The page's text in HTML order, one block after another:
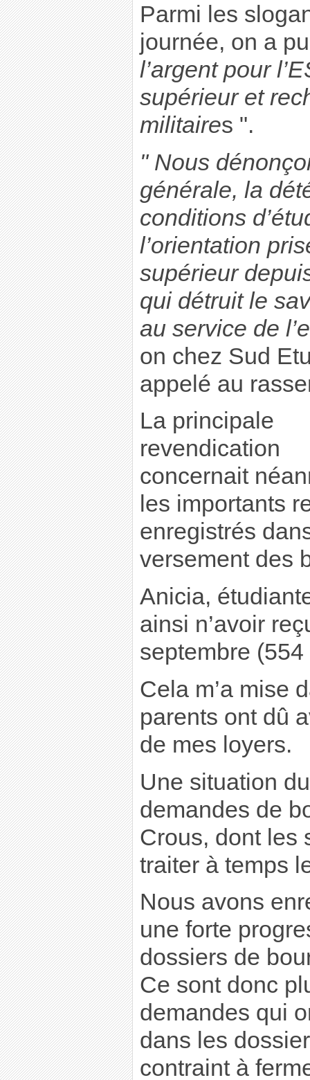
Parmi les
journée, on a
l’argent pour
supérieur et
militaires ".
" Nous
générale, la
conditions
l’orientation
supérieur
qui détruit le
au service de
on chez Sud
appelé au
La principale
revendication
concernait
les importants
enregistrés
versement des
Anicia,
ainsi n’avoir
septembre
Cela m’a mise
parents ont dû
de mes loyers.
Une situation
demandes de
Crous, dont les
traiter à temps
Nous avons
une forte
dossiers de
Ce sont donc
demandes qui
dans les
contraint à